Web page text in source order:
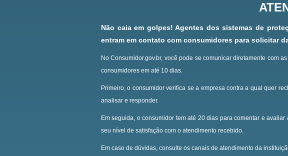
Não caia em golpes! Agentes dos sistemas de
entram em contato com consumidores para solicitar
No Consumidor.gov.br, você pode se comunicar diretamente com
consumidores em até 10 dias.
Primeiro, o consumidor verifica se a empresa contra a qual quer
analisar e responder.
Em seguida, o consumidor tem até 20 dias para comentar e
seu nível de satisfação com o atendimento recebido.
Em caso de dúvidas, consulte os canais de atendimento da